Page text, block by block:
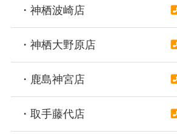
・神栖波崎店
・神栖大野原店
・鹿島神宮店
・取手藤代店